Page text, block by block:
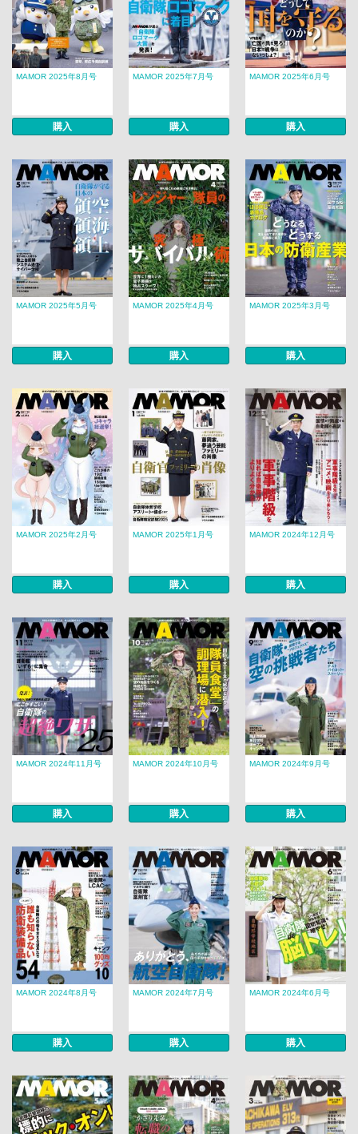
MAMOR 2025年8月号
購入
MAMOR 2025年7月号
購入
MAMOR 2025年6月号
購入
MAMOR 2025年5月号
購入
MAMOR 2025年4月号
購入
MAMOR 2025年3月号
購入
MAMOR 2025年2月号
購入
MAMOR 2025年1月号
購入
MAMOR 2024年12月号
購入
MAMOR 2024年11月号
購入
MAMOR 2024年10月号
購入
MAMOR 2024年9月号
購入
MAMOR 2024年8月号
購入
MAMOR 2024年7月号
購入
MAMOR 2024年6月号
購入